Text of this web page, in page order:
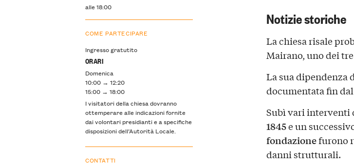
Notizie storiche
La chiesa risale
Mairano, uno dei
La sua dipendenza
documentata fin dal
Subì vari interventi
1845e un
fondazionefurono
danni strutturali.
alle 18:00
COME PARTECIPARE
Ingresso gratutito
ORARI
Domenica
10:00 → 12:20
15:00 → 18:00
I visitatori della chiesa dovranno
ottemperare alle indicazioni fornite
dai volontari presidianti e a specifiche
disposizioni dell’Autorità Locale.
CONTATTI